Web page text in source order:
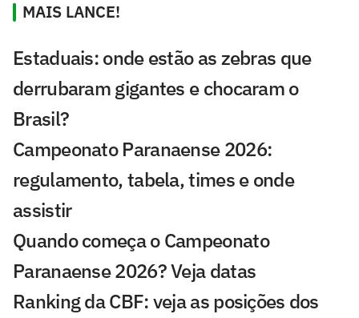
MAIS LANCE!
Estaduais: onde estão as zebras que
derrubaram gigantes e chocaram o
Brasil?
Campeonato Paranaense 2026:
regulamento, tabela, times e onde
assistir
Quando começa o Campeonato
Paranaense 2026? Veja datas
Ranking da CBF: veja as posições dos